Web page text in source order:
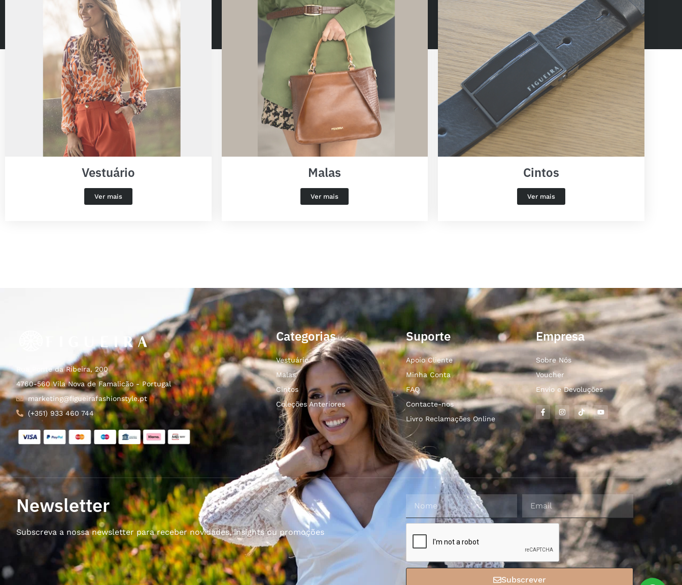
Vestuário
Ver mais
Malas
Ver mais
Cintos
Ver mais
Rua Ponte da Ribeira, 200
4760-560 Vila Nova de Famalicão - Portugal
marketing@figueirafashionstyle.pt
(+351) 933 460 744
Categorias
Vestuário
Malas
Cintos
Coleções Anteriores
Suporte
Apoio Cliente
Minha Conta
FAQ
Contacte-nos
Livro Reclamações Online
Empresa
Sobre Nós
Voucher
Envio e Devoluções
Newsletter
Subscreva a nossa newsletter para receber novidades, insights ou promoções
Subscrever